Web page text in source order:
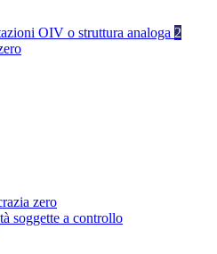
OIV o struttura analoga 2
zero
soggette a controllo